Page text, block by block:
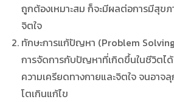
ถูกต้องเหมาะสม ก็จะมีผลต่อการมีสุข
จิตใจ
ทักษะการแก้ปัญหา (Problem
การจัดการกับปัญหาที่เกิดขึ้นในชีวิตได้
ความเครียดทางกายและจิตใจ จนอา
โตเกินแก้ไข